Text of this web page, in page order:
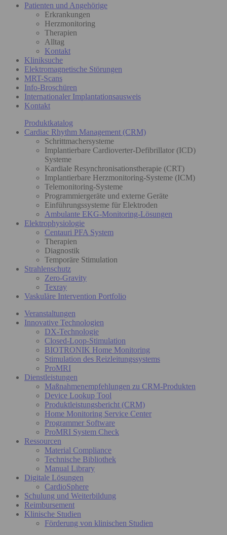
Patienten und Angehörige
Erkrankungen
Herzmonitoring
Therapien
Alltag
Kontakt
Kliniksuche
Elektromagnetische Störungen
MRT-Scans
Info-Broschüren
Internationaler Implantationsausweis
Kontakt
Produktkatalog
Cardiac Rhythm Management (CRM)
Schrittmachersysteme
Implantierbare Cardioverter-Defibrillator (ICD)
Systeme
Kardiale Resynchronisationstherapie (CRT)
Implantierbare Herzmonitoring-Systeme (ICM)
Telemonitoring-Systeme
Programmiergeräte und externe Geräte
Einführungssysteme für Elektroden
Ambulante EKG-Monitoring-Lösungen
Elektrophysiologie
Centauri PFA System
Therapien
Diagnostik
Temporäre Stimulation
Strahlenschutz
Zero-Gravity
Texray
Vaskuläre Intervention Portfolio
Veranstaltungen
Innovative Technologien
DX-Technologie
Closed-Loop-Stimulation
BIOTRONIK Home Monitoring
Stimulation des Reizleitungssystems
ProMRI
Dienstleistungen
Maßnahmenempfehlungen zu CRM-Produkten
Device Lookup Tool
Produktleistungsbericht (CRM)
Home Monitoring Service Center
Programmer Software
ProMRI System Check
Ressourcen
Material Compliance
Technische Bibliothek
Manual Library
Digitale Lösungen
CardioSphere
Schulung und Weiterbildung
Reimbursement
Klinische Studien
Förderung von klinischen Studien